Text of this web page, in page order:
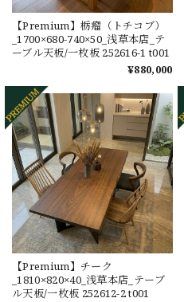
【Premium】栃瘤（トチコブ）
_1700×680-740×50_浅草本店_テ
ーブル天板/一枚板 252616-1 t001
¥880,000
【Premium】チーク
_1810×820×40_浅草本店_テーブ
ル天板/一枚板 252612-2 t001